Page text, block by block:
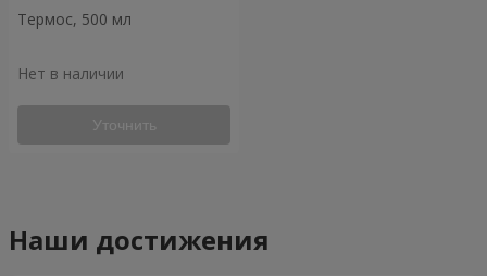
Термос, 500 мл
Нет в наличии
Уточнить
Наши достижения